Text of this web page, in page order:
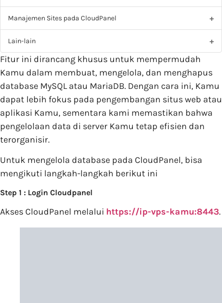
Manajemen Sites pada CloudPanel
Lain-lain
Fitur ini dirancang khusus untuk mempermudah
Kamu dalam membuat, mengelola, dan menghapus
database MySQL atau MariaDB. Dengan cara ini, Kamu
dapat lebih fokus pada pengembangan situs web atau
aplikasi Kamu, sementara kami memastikan bahwa
pengelolaan data di server Kamu tetap efisien dan
terorganisir.
Untuk mengelola database pada CloudPanel, bisa
mengikuti langkah-langkah berikut ini
Step 1 : Login Cloudpanel
Akses CloudPanel melalui https://ip-vps-kamu:8443.